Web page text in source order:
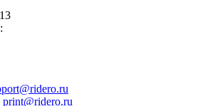
:
print@ridero.ru